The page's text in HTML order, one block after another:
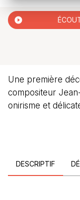
play_circle_filled
Une première
compositeur
onirisme et
DESCRIPTIF